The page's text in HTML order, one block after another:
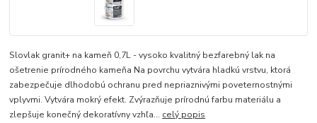
Slovlak granit+ na kameň 0,7L - vysoko kvalitný bezfarebný lak na
ošetrenie prírodného kameňa Na povrchu vytvára hladkú vrstvu, ktorá
zabezpečuje dlhodobú ochranu pred nepriaznivými poveternostnými
vplyvmi. Vytvára mokrý efekt. Zvýrazňuje prírodnú farbu materiálu a
zlepšuje konečný dekoratívny vzhľa... celý popis